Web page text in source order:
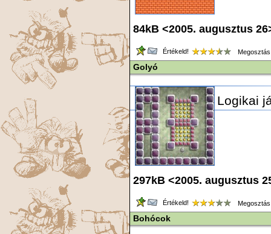
84kB <2005. augusztus
Értékeld!
Golyó
Logikai
297kB <2005. augusztus
Értékeld!
Bohócok